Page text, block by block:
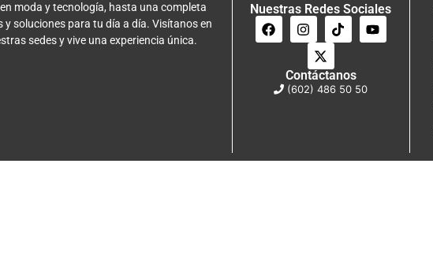
moda y tecnología, hasta una completa
y soluciones para tu día a día. Visítanos en
sedes y vive una experiencia única.
Nuestras Redes Sociales
Contáctanos
(602) 486 50 50